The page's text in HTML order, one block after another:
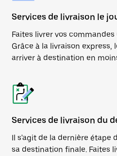
Services de livraison le
Faites livrer vos
Grâce à la livraison
arriver à destination en
Services de livraison du
Il s'agit de la dernière étape
sa destination finale. Faites